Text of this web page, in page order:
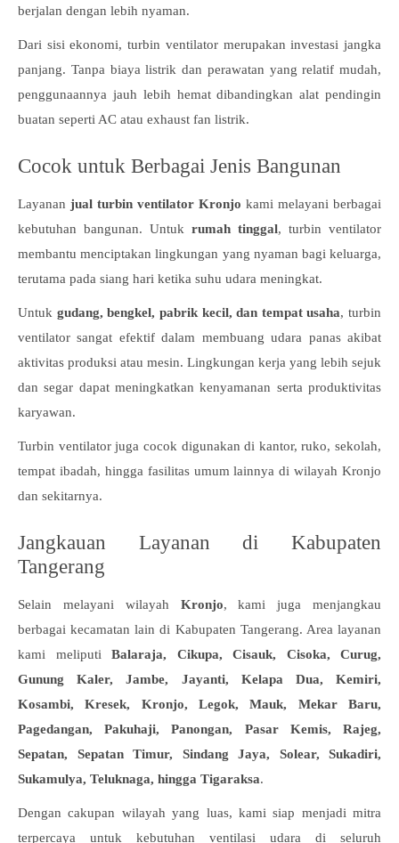
berjalan dengan lebih nyaman.
Dari sisi ekonomi, turbin ventilator merupakan investasi jangka
panjang. Tanpa biaya listrik dan perawatan yang relatif mudah,
penggunaannya jauh lebih hemat dibandingkan alat pendingin
buatan seperti AC atau exhaust fan listrik.
Cocok untuk Berbagai Jenis Bangunan
Layanan jual turbin ventilator Kronjo kami melayani berbagai
kebutuhan bangunan. Untuk rumah tinggal, turbin ventilator
membantu menciptakan lingkungan yang nyaman bagi keluarga,
terutama pada siang hari ketika suhu udara meningkat.
Untuk gudang, bengkel, pabrik kecil, dan tempat usaha, turbin
ventilator sangat efektif dalam membuang udara panas akibat
aktivitas produksi atau mesin. Lingkungan kerja yang lebih sejuk
dan segar dapat meningkatkan kenyamanan serta produktivitas
karyawan.
Turbin ventilator juga cocok digunakan di kantor, ruko, sekolah,
tempat ibadah, hingga fasilitas umum lainnya di wilayah Kronjo
dan sekitarnya.
Jangkauan Layanan di Kabupaten
Tangerang
Selain melayani wilayah Kronjo, kami juga menjangkau
berbagai kecamatan lain di Kabupaten Tangerang. Area layanan
kami meliputi Balaraja, Cikupa, Cisauk, Cisoka, Curug,
Gunung Kaler, Jambe, Jayanti, Kelapa Dua, Kemiri,
Kosambi, Kresek, Kronjo, Legok, Mauk, Mekar Baru,
Pagedangan, Pakuhaji, Panongan, Pasar Kemis, Rajeg,
Sepatan, Sepatan Timur, Sindang Jaya, Solear, Sukadiri,
Sukamulya, Teluknaga, hingga Tigaraksa.
Dengan cakupan wilayah yang luas, kami siap menjadi mitra
terpercaya untuk kebutuhan ventilasi udara di seluruh